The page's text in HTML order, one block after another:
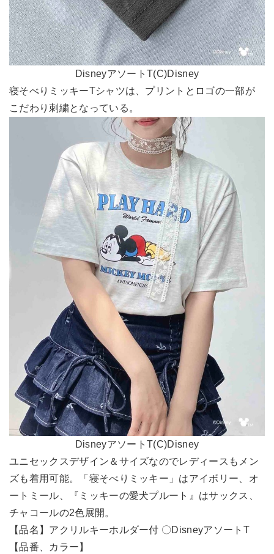
DisneyアソートT(C)Disney
寝そべりミッキーTシャツは、プリントとロゴの一部が
こだわり刺繍となっている。
DisneyアソートT(C)Disney
ユニセックスデザイン＆サイズなのでレディースもメン
ズも着用可能。「寝そべりミッキー」はアイボリー、オ
ートミール、『ミッキーの愛犬プルート』はサックス、
チャコールの2色展開。
【品名】アクリルキーホルダー付 〇DisneyアソートT
【品番、カラー】